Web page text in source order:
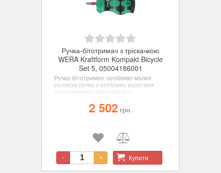
Ручка-бітотримач з тріскачкою
WERA Kraftform Kompakt Bicycle
Set 5, 05004186001
Ручка-бітотримач: особливо малих
розмірів ручка з особливо коротким
бітотримачем для роботи у
тонким механізмом зачеплення
забезпечує малий кут повернення.
У набір включені 7 бітів з нержавіючої
2 502 грн.
- + Купити